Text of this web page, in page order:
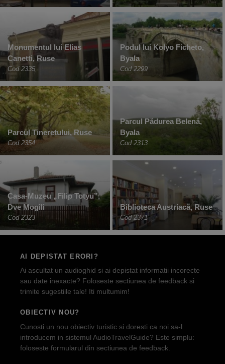
Monumentul lui Elias
Canetti, Ruse
Cod 2335
Podul lui Kolyo Ficheto,
Byala
Cod 2299
Parcul Tineretului, Ruse
Cod 2354
Parcul Pădurea Belenă,
Byala
Cod 2313
Casa-Muzeu „Filip Totyu”,
Dve Mogili
Cod 2323
Biblioteca Austriacă, Ruse
Cod 2371
AI DEPISTAT ERORI?
Ai ascultat un audioghid si ai depistat informatii incorecte
sau date inexacte? Foloseste sectiunea de feedback si
trimite sugestiile tale! Iti multumim!
OBIECTIV NOU?
Cunosti un nou obiectiv turistic si doresti ca noi sa-l
introducem in sistemul AudioTravelGuide? Este simplu:
foloseste formularul din sectiunea de feedback.